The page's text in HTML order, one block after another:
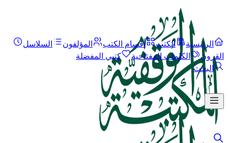
الرئيسية الكتب أقسام الكتب المؤلفون
السلاسل
القرون
الكلمات المفتاحية
كتبي المفضلة
البحث